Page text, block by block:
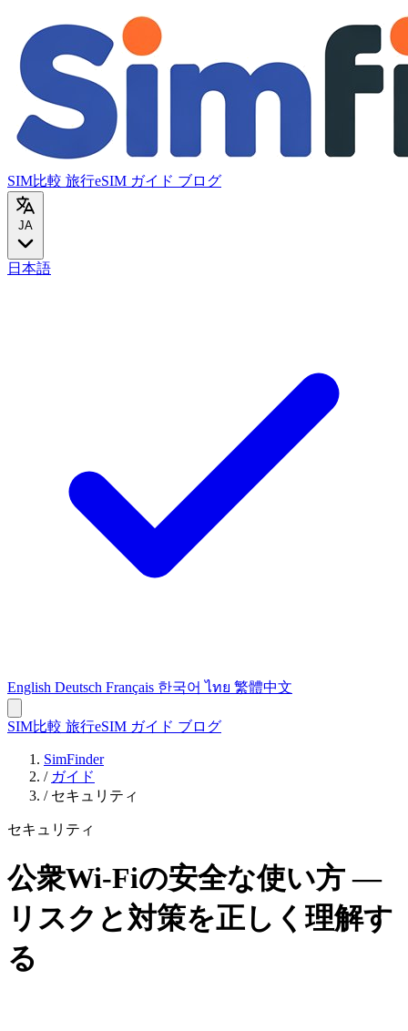
SIM比較 旅行eSIM ガイド ブログ
JA
日本語
English Deutsch Français 한국어 ไทย 繁體中文
SIM比較 旅行eSIM ガイド ブログ
SimFinder
/ ガイド
/ セキュリティ
セキュリティ
公衆Wi-Fiの安全な使い方 —
リスクと対策を正しく理解す
る